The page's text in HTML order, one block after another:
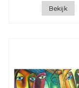
Bekijk